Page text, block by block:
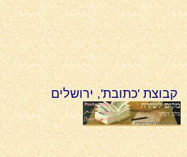
קבוצת 'כתובת',